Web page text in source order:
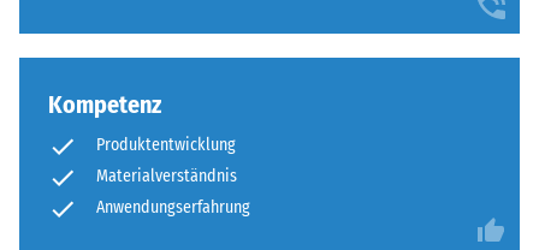
Kompetenz
Produktentwicklung
Materialverständnis
Anwendungserfahrung